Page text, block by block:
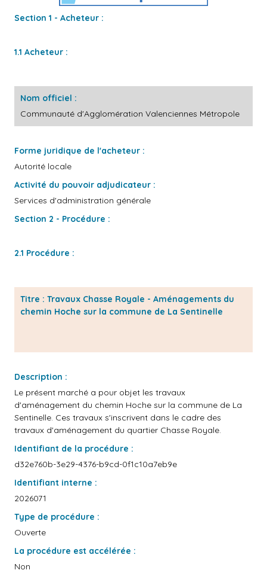
Section 1 - Acheteur :
1.1 Acheteur :
Nom officiel :
Communauté d'Agglomération Valenciennes Métropole
Forme juridique de l'acheteur :
Autorité locale
Activité du pouvoir adjudicateur :
Services d'administration générale
Section 2 - Procédure :
2.1 Procédure :
Titre : Travaux Chasse Royale - Aménagements du
chemin Hoche sur la commune de La Sentinelle
Description :
Le présent marché a pour objet les travaux
d'aménagement du chemin Hoche sur la commune de La
Sentinelle. Ces travaux s'inscrivent dans le cadre des
travaux d'aménagement du quartier Chasse Royale.
Identifiant de la procédure :
d32e760b-3e29-4376-b9cd-0f1c10a7eb9e
Identifiant interne :
2026071
Type de procédure :
Ouverte
La procédure est accélérée :
Non